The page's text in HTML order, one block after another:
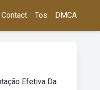
Contact Tos DMCA
Efetiva Da